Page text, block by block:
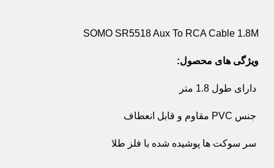
SOMO SR5518 Aux To RCA Cable 1.8M
ویژگی های محصول:
دارای طول 1.8 متر
جنس PVC مقاوم و قابل انعطاف
سر سوکت ها پوشیده شده با فلز طلا